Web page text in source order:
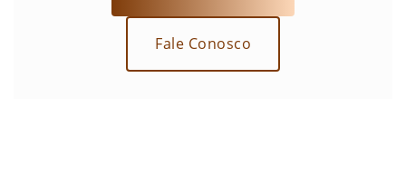
Fale Conosco